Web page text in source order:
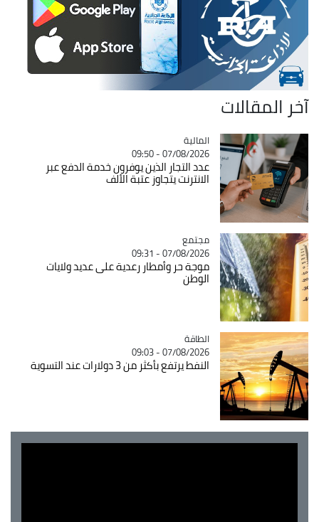
آخر المقالات
Catégorie
المالية
07/08/2026 - 09:50
عدد التجار الذين يوفرون خدمة الدفع عبر
الانترنت يتجاوز عتبة الألف
Catégorie
مجتمع
07/08/2026 - 09:31
موجة حر وأمطار رعدية على عديد ولايات
الوطن
Catégorie
الطاقة
07/08/2026 - 09:03
النفط يرتفع بأكثر من 3 دولارات عند التسوية